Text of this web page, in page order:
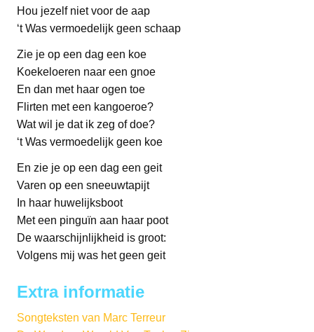
Hou jezelf niet voor de aap
‘t Was vermoedelijk geen schaap
Zie je op een dag een koe
Koekeloeren naar een gnoe
En dan met haar ogen toe
Flirten met een kangoeroe?
Wat wil je dat ik zeg of doe?
‘t Was vermoedelijk geen koe
En zie je op een dag een geit
Varen op een sneeuwtapijt
In haar huwelijksboot
Met een pinguïn aan haar poot
De waarschijnlijkheid is groot:
Volgens mij was het geen geit
Extra informatie
Songteksten van Marc Terreur